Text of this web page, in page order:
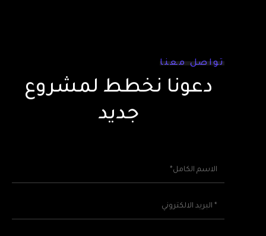
تواصل معنا
دعونا نخطط لمشروع
جديد